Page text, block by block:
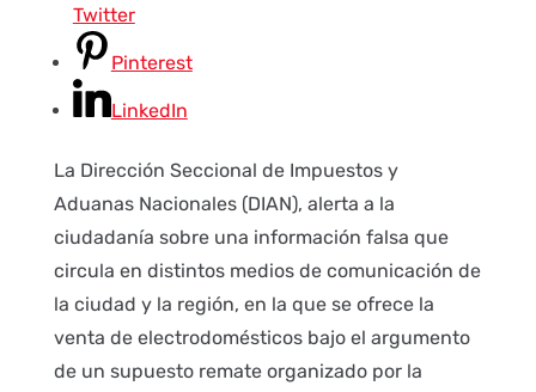
Twitter
Pinterest
LinkedIn
La Dirección Seccional de Impuestos y
Aduanas Nacionales (DIAN), alerta a la
ciudadanía sobre una información falsa que
circula en distintos medios de comunicación de
la ciudad y la región, en la que se ofrece la
venta de electrodomésticos bajo el argumento
de un supuesto remate organizado por la